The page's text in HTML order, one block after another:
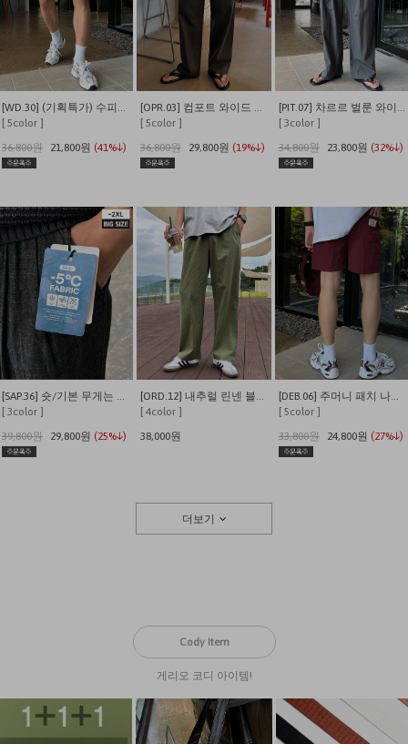
[ 5color ]
36,800원
21,800원 (41%↓)
[ 5color ]
36,800원
29,800원 (19%↓)
[ 3color ]
34,800원
23,800원 (32%↓)
[SAP.36] 숏/기본 무게는 덜어내고 시원함만 남긴 쿨링 밴딩 데님
[ 3color ]
39,800원
29,800원 (25%↓)
[ORD.12] 내추럴 린넨 블렌딩 밴딩 와이드 팬츠
[ 4color ]
38,000원
[DEB.06] 주머니 패치 나일론 이지 밴딩 반바지
[ 5color ]
33,800원
24,800원 (27%↓)
더보기
Cody Item
게리오 코디 아이템!